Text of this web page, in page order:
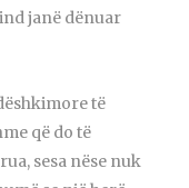
janë dënuar
të
që do të
sesa nëse nuk